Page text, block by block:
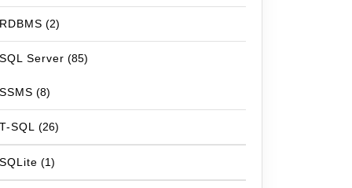
RDBMS (2)
SQL Server (85)
SSMS (8)
T-SQL (26)
SQLite (1)